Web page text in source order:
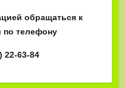
обращаться к
телефону
22-63-84